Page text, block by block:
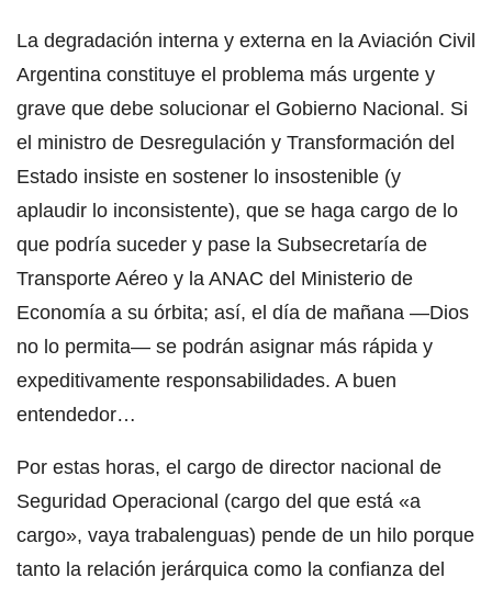
La degradación interna y externa en la Aviación Civil
Argentina constituye el problema más urgente y
grave que debe solucionar el Gobierno Nacional. Si
el ministro de Desregulación y Transformación del
Estado insiste en sostener lo insostenible (y
aplaudir lo inconsistente), que se haga cargo de lo
que podría suceder y pase la Subsecretaría de
Transporte Aéreo y la ANAC del Ministerio de
Economía a su órbita; así, el día de mañana —Dios
no lo permita— se podrán asignar más rápida y
expeditivamente responsabilidades. A buen
entendedor…
Por estas horas, el cargo de director nacional de
Seguridad Operacional (cargo del que está «a
cargo», vaya trabalenguas) pende de un hilo porque
tanto la relación jerárquica como la confianza del